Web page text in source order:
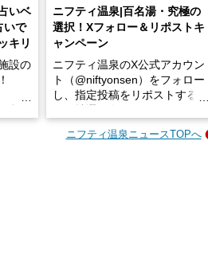
いベ
いで
キリ
設の
楽し
ニフティ温泉|百名湯・究極の
選択！Xフォロー＆リポストキ
ャンペーン
ニフティ温泉のX公式アカウン
ト（@niftyonsen）をフォロー
し、指定投稿をリポストする
GIFT500円分をプレゼントい
ニフティ温泉ニュースTOPへ